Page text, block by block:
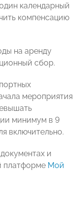
календарный
компенсацию
на аренду
сбор.
мероприятия
минимум в 9
включительно.
и
платформе Мой